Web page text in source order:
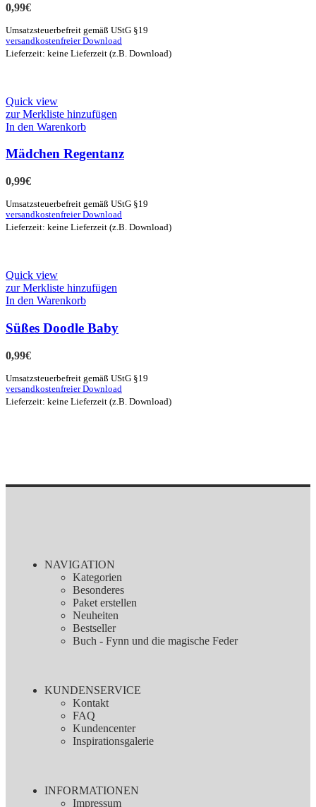
0,99€
Umsatzsteuerbefreit gemäß UStG §19
versandkostenfreier Download
Lieferzeit: keine Lieferzeit (z.B. Download)
Quick view
zur Merkliste hinzufügen
In den Warenkorb
Mädchen Regentanz
0,99€
Umsatzsteuerbefreit gemäß UStG §19
versandkostenfreier Download
Lieferzeit: keine Lieferzeit (z.B. Download)
Quick view
zur Merkliste hinzufügen
In den Warenkorb
Süßes Doodle Baby
0,99€
Umsatzsteuerbefreit gemäß UStG §19
versandkostenfreier Download
Lieferzeit: keine Lieferzeit (z.B. Download)
NAVIGATION
Kategorien
Besonderes
Paket erstellen
Neuheiten
Bestseller
Buch - Fynn und die magische Feder
KUNDENSERVICE
Kontakt
FAQ
Kundencenter
Inspirationsgalerie
INFORMATIONEN
Impressum